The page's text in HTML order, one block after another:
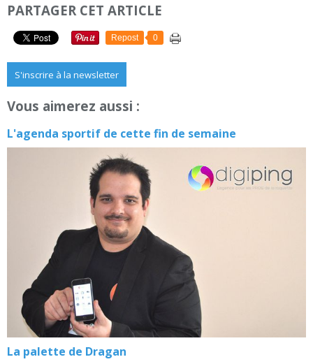
PARTAGER CET ARTICLE
Repost 0
S'inscrire à la newsletter
Vous aimerez aussi :
L'agenda sportif de cette fin de semaine
La palette de Dragan